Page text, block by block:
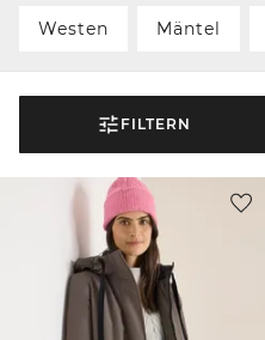
Westen Mäntel
FILTERN